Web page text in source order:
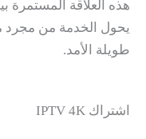
هذه العلاقة المستمرة
يحول الخدمة من مجرد
طويلة الأمد.
اشتراك IPTV 4K